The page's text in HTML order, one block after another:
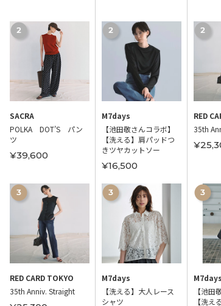
SACRA
POLKA DOT’S パン
ツ
¥39,600
RED CARD TOKYO
35th Anniv. Straight
M7days
【池田敬さんコラボ】
【洗える】肩パッドつ
きツヤカットソー
¥16,500
M7days
【洗える】大人レース
シャツ
RED
35th
【池田
【洗え